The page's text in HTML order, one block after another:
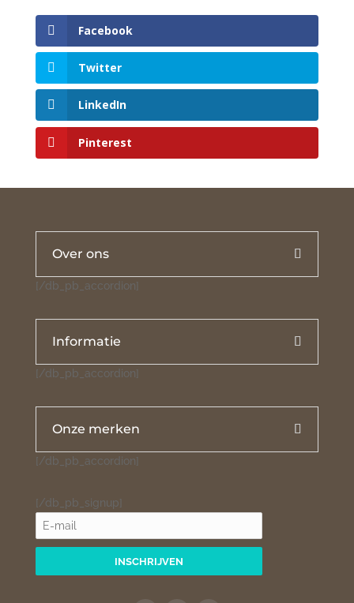
Facebook
Twitter
LinkedIn
Pinterest
Over ons
[/db_pb_accordion]
Informatie
[/db_pb_accordion]
Onze merken
[/db_pb_accordion]
[/db_pb_signup]
INSCHRIJVEN